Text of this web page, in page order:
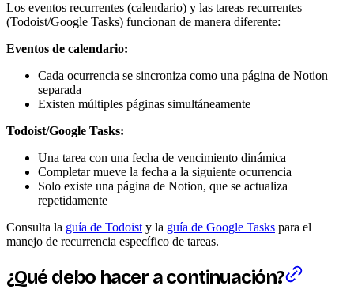
Los eventos recurrentes (calendario) y las tareas recurrentes
(Todoist/Google Tasks) funcionan de manera diferente:
Eventos de calendario:
Cada ocurrencia se sincroniza como una página de Notion
separada
Existen múltiples páginas simultáneamente
Todoist/Google Tasks:
Una tarea con una fecha de vencimiento dinámica
Completar mueve la fecha a la siguiente ocurrencia
Solo existe una página de Notion, que se actualiza
repetidamente
Consulta la guía de Todoist y la guía de Google Tasks para el
manejo de recurrencia específico de tareas.
¿Qué debo hacer a continuación?